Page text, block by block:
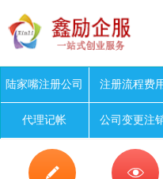
陆家嘴注册公司 注册流程费
代理记帐 公司变更注
 